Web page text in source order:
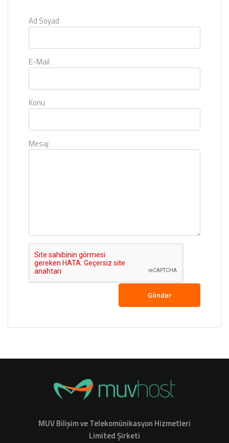
Ad Soyad
E-Mail
Konu
Mesaj
Gönder
MUV Bilişim ve Telekomünikasyon Hizmetleri
Limited Şirketi